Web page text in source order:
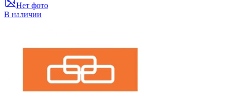
Нет фото
В наличии